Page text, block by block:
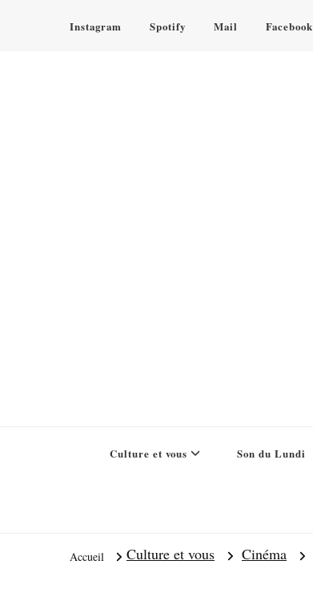
Instagram Spotify Mail Facebook
Culture et vous Son du Lundi
Accueil Culture et vous Cinéma